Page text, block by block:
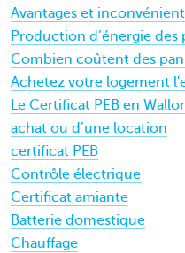
Avantages et
Production d’énergie des
Combien coûtent des
Achetez votre logement
Le Certificat PEB en
achat ou d’une location
certificat PEB
Contrôle électrique
Certificat amiante
Batterie domestique
Chauffage